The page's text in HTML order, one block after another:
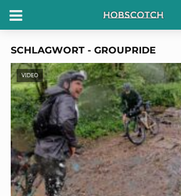
SCHLAGWORT - GROUPRIDE
VIDEO